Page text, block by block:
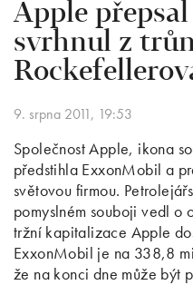
Apple
svrhnul z
9. srpna 2011, 19:53
Společnost Apple, ikona
předstihla ExxonMobil a
světovou firmou.
pomyslném souboji vedl o
tržní kapitalizace Apple
ExxonMobil je na 338,8
že na konci dne může být